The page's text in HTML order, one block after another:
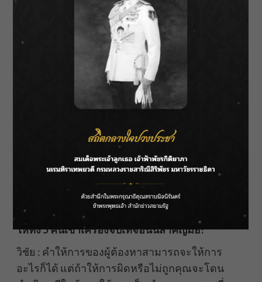
มันมีข้อสงสัยเยอะเพราะบางคนพลิกคำให้การ ว่า
ไม่เมา ใครเป็นคนขับกันแน่ จนหลายคนอยากจะ
ให้ทั้ง 5 คนเข้าเครื่องจับเท็จอันนี้สำคัญมั้ย?
วิชัย : คำให้การของผู้ต้องหาสามารถจะให้การ
อะไรก็ได้ แต่ถ้าให้การผิดหรือไม่ถูกคุณจะโดน